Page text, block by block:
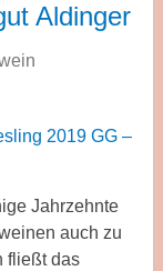
Aldinger
Jahrzehnte
auch zu
fließt das